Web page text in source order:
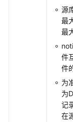
源
最
最
件
件
为
为
记
在